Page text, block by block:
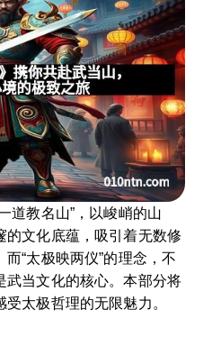
道教名山”，以峻峭的山
的文化底蕴，吸引着无数修
“太极映两仪”的理念，不
武当文化的核心。本部分将
太极哲理的无限魅力。